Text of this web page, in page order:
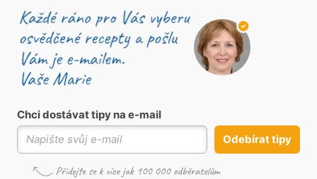
Chci dostávat tipy na e-mail
Odebírat tipy